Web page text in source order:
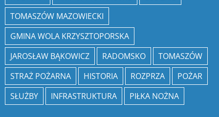
TOMASZÓW MAZOWIECKI
GMINA WOLA KRZYSZTOPORSKA
JAROSŁAW BĄKOWICZ
RADOMSKO
TOMASZÓW
STRAŻ POŻARNA
HISTORIA ROZPRZA
POŻAR
SŁUŻBY
INFRASTRUKTURA PIŁKA NOŻNA